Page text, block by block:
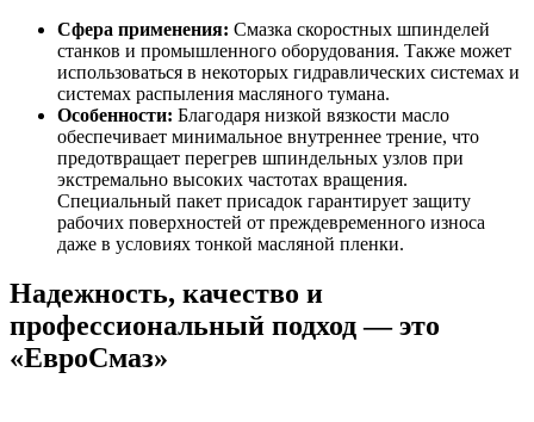
Сфера применения: Смазка скоростных шпинделей
станков и промышленного оборудования. Также может
использоваться в некоторых гидравлических системах и
системах распыления масляного тумана.
Особенности: Благодаря низкой вязкости масло
обеспечивает минимальное внутреннее трение, что
предотвращает перегрев шпиндельных узлов при
экстремально высоких частотах вращения.
Специальный пакет присадок гарантирует защиту
рабочих поверхностей от преждевременного износа
даже в условиях тонкой масляной пленки.
Надежность, качество и
профессиональный подход — это
«ЕвроСмаз»